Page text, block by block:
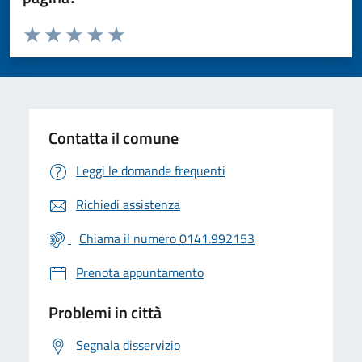
Valuta da 1 a 5 stelle la pagina
Valuta 5 stelle su 5
Valuta 4 stelle su 5
Valuta 3 stelle su 5
Valuta 2 stelle su 5
Valuta 1 stelle su 5
Contatta il comune
Leggi le domande frequenti
Richiedi assistenza
Chiama il numero 0141.992153
Prenota appuntamento
Problemi in città
Segnala disservizio